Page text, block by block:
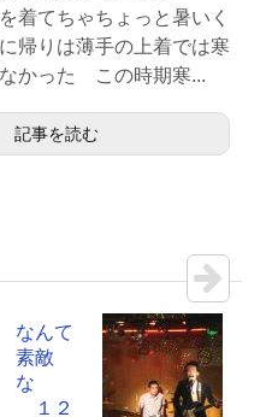
着てちゃちょっと暑いく
帰りは薄手の上着では寒
なかった この時期寒...
記事を読む
なんて
素敵
な
１２